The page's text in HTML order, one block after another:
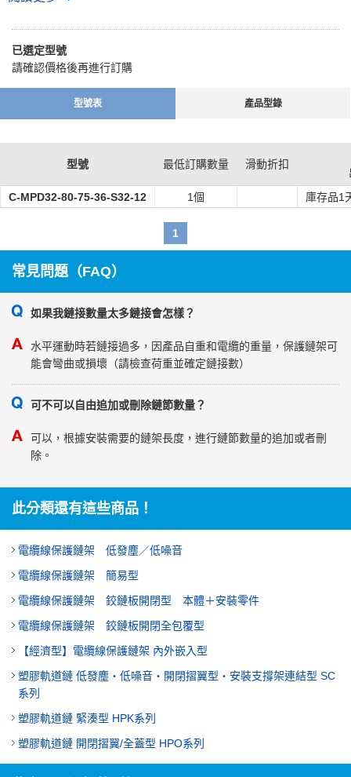
2.尺寸小且重量輕，適合窄小空間
3.橫杆易於打開，拆裝方便
4.低噪音：內部特殊降噪結構
6.沿彎曲半徑內外側打開
如果是全新設計，則拖鏈的鏈節可能不夠。建議多選1，2鏈節為備
請確認在整個行程範圍內，電纜是否與電纜保護鏈的內周側及外周側
已選定型號
請確認價格後再進行訂購
型號表 產品型錄
型號 最低訂購數量 滑動折扣
C-MPD32-80-75-36-S32-12
1個 庫存品1
1
常見問題（FAQ）
如果我鏈接數量太多鏈接會怎樣？
水平運動時若鏈接過多，因產品自重和電纜的重量，保護鏈架可
能會彎曲或損壞（請檢查荷重並確定鏈接數）
可不可以自由追加或刪除鏈節數量？
可以，根據安裝需要的鏈架長度，進行鏈節數量的追加或者刪
除。
此分類還有這些商品！
電纜線保護鏈架 低發塵／低噪音
電纜線保護鏈架 簡易型
電纜線保護鏈架 鉸鏈板開閉型 本體＋安裝零件
電纜線保護鏈架 鉸鏈板開閉全包覆型
【經濟型】電纜線保護鏈架 內外嵌入型
塑膠軌道鏈 低發塵・低噪音・開閉摺翼型・安裝支撐架連結型 SC
系列
塑膠軌道鏈 緊湊型 HPK系列
塑膠軌道鏈 開閉摺翼/全蓋型 HPO系列